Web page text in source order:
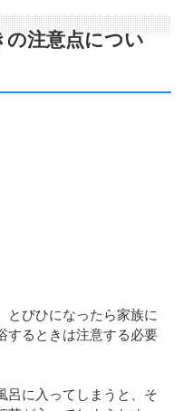
の注意点につい
とびひになったら家族に
するときは注意する必要
呂に入ってしまうと、そ